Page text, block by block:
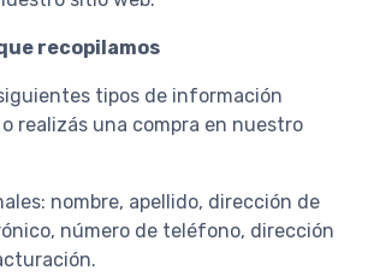
recopilamos
tipos de información
realizás una compra en nuestro
nombre, apellido, dirección de
número de teléfono, dirección